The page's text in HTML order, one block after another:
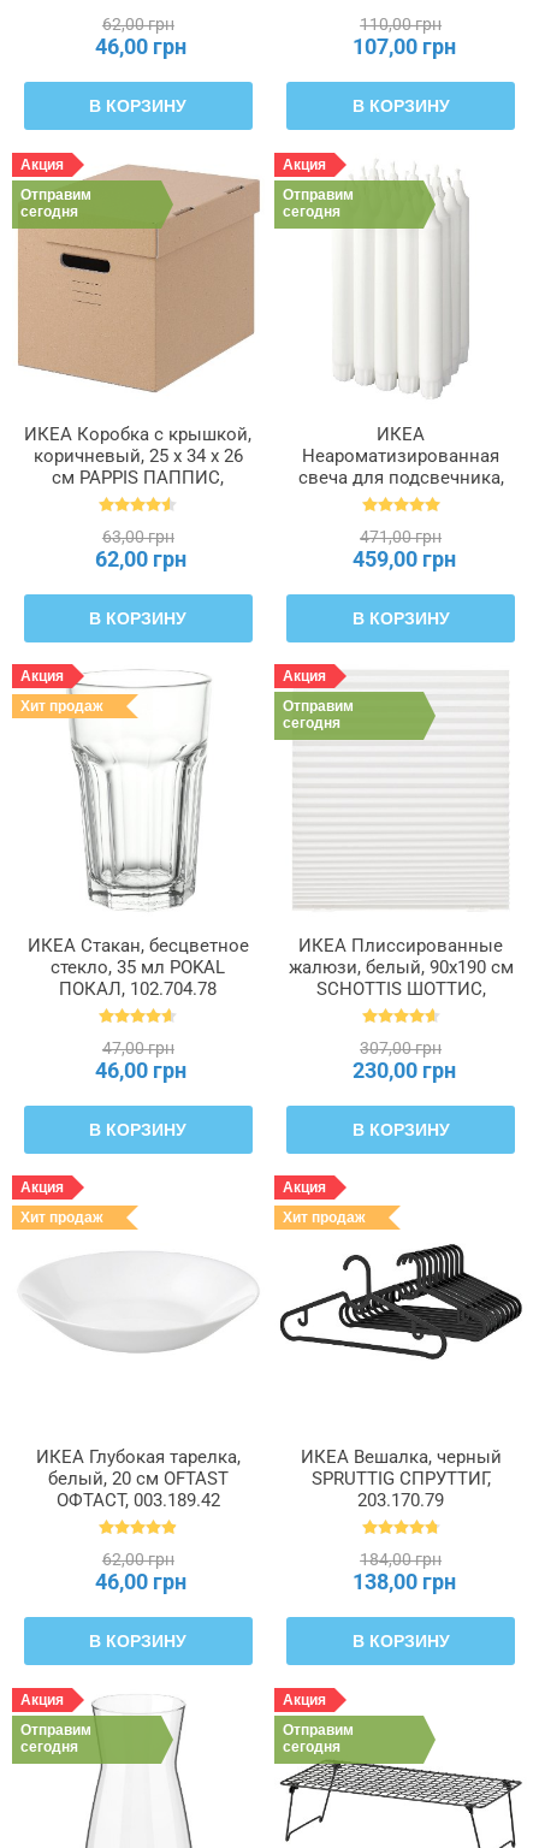
62,00 грн
46,00 грн
В КОРЗИНУ
110,00 грн
107,00 грн
В КОРЗИНУ
Акция
Отправим
сегодня
ИКЕА Коробка с крышкой,
коричневый, 25 x 34 x 26
см PAPPIS ПАППИС,
001.004.67
63,00 грн
62,00 грн
В КОРЗИНУ
Акция
Отправим
сегодня
ИКЕА
Неароматизированная
свеча для подсвечника,
белый, 19 см 6 часов
471,00 грн
459,00 грн
В КОРЗИНУ
Акция
Хит продаж
ИКЕА Стакан, бесцветное
стекло, 35 мл POKAL
ПОКАЛ, 102.704.78
47,00 грн
46,00 грн
В КОРЗИНУ
Акция
Отправим
сегодня
ИКЕА Плиссированные
жалюзи, белый, 90x190 см
SCHOTTIS ШОТТИС,
202.422.82
307,00 грн
230,00 грн
В КОРЗИНУ
Акция
Хит продаж
ИКЕА Глубокая тарелка,
белый, 20 см OFTAST
ОФТАСТ, 003.189.42
62,00 грн
46,00 грн
В КОРЗИНУ
Акция
Хит продаж
ИКЕА Вешалка, черный
SPRUTTIG СПРУТТИГ,
203.170.79
184,00 грн
138,00 грн
В КОРЗИНУ
Акция
Отправим
сегодня
Акция
Отправим
сегодня